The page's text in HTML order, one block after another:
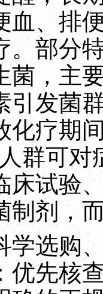
血、排
。部分
菌，主
引发菌
化疗期
群可
床试验
制剂，
购、
优先核